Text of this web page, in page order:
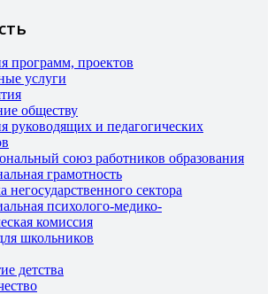
программ, проектов
услуги
обществу
руководящих и педагогических
союз работников образования
грамотность
негосударственного сектора
психолого-медико-
комиссия
школьников
детства